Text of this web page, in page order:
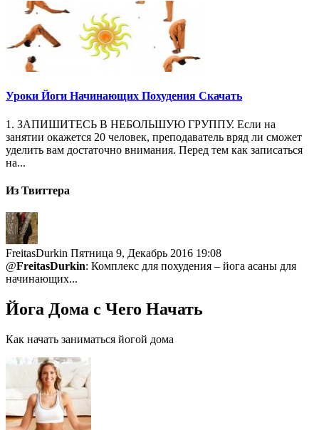
Уроки Йоги Начинающих Похудения Скачать
1. ЗАПИШИТЕСЬ В НЕБОЛЬШУЮ ГРУППУ. Если на
занятии окажется 20 человек, преподаватель вряд ли сможет
уделить вам достаточно внимания. Перед тем как записаться
на...
Из Твиттера
FreitasDurkin Пятница 9, Декабрь 2016 19:08
@FreitasDurkin: Комплекс для похудения – йога асаны для
начинающих...
Йога Дома с Чего Начать
Как начать заниматься йогой дома